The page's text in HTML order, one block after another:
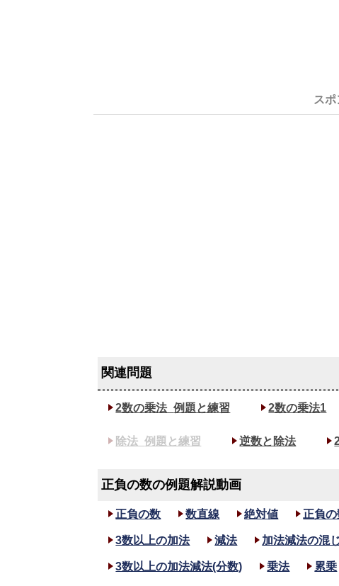
2数の乗法_例題と練習 2数の乗法1
除法_例題と練習 逆数と除法
正負の数の例題解説動画
正負の数 数直線 絶対値 正負
3数以上の加法 減法 加法減法の混
3数以上の加法減法(分数) 乗法 累乗